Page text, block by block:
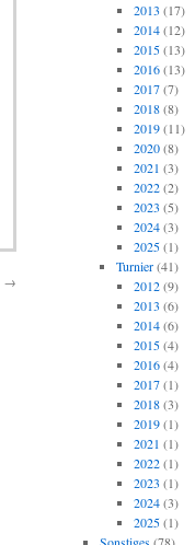
→
2013 (17)
2014(12)
2015(13)
2016(13)
2017(7)
2018(8)
2019(11)
2020(8)
2021 (3)
2022(2)
2023 (5)
2024(3)
2025(1)
Turnier(41)
2012(9)
2013 (6)
2014(6)
2015(4)
2016(4)
2017(1)
2018(3)
2019(1)
2021 (1)
2022(1)
2023 (1)
2024(3)
2025(1)